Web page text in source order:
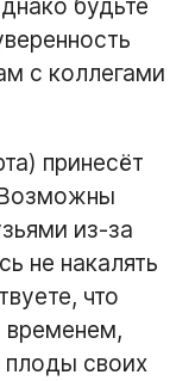
будьте
с коллегами
принесёт
из-за
не накалять
что
временем,
своих